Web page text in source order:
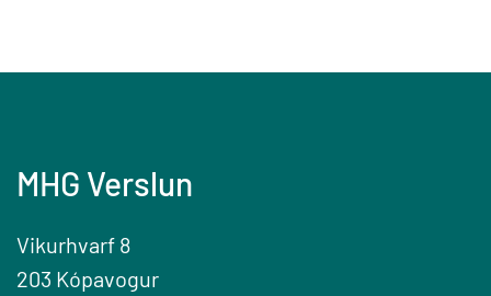
MHG Verslun
Vikurhvarf 8
203 Kópavogur